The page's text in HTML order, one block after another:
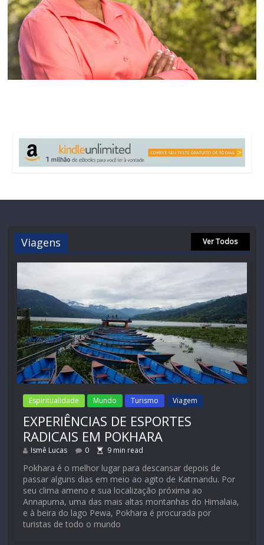
Viagens Ver Todos
Espiritualidade Mundo Turismo Viagem
EXPERIÊNCIAS DE ESPORTES
RADICAIS EM POKHARA
Ismê Lucas 0 9 min read
Pokhara é o melhor lugar para descansar depois de
passar alguns dias em meio ao agito de Katmandu. Por
seu clima ameno e sua localização próxima ao
Annapurna, uma das mais altas montanhas do Himalaia,
e à beira do lago Pewa, Pokhara é procurada por
turistas de todo o mundo